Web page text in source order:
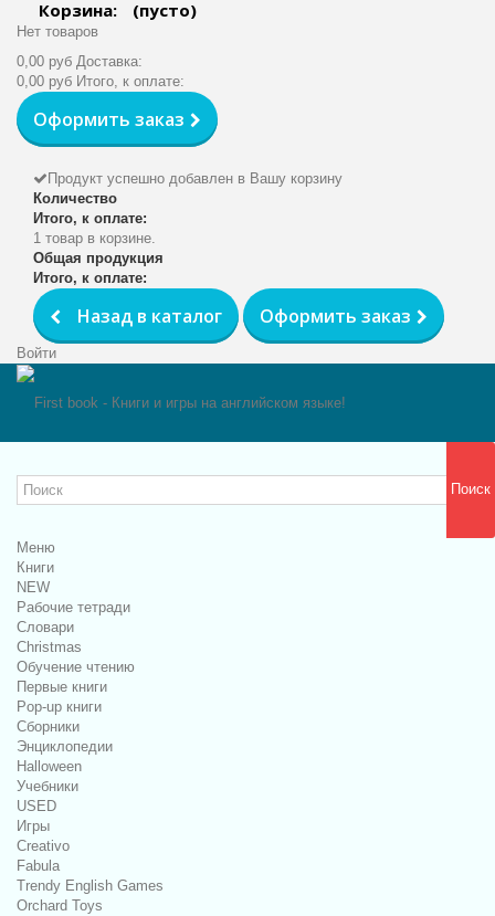
Корзина: (пусто)
Нет товаров
0,00 руб Доставка:
0,00 руб Итого, к оплате:
Оформить заказ
Продукт успешно добавлен в Вашу корзину
Количество
Итого, к оплате:
1 товар в корзине.
Общая продукция
Итого, к оплате:
Назад в каталог Оформить заказ
Войти
Поиск
Меню
Книги
NEW
Рабочие тетради
Словари
Christmas
Обучение чтению
Первые книги
Pop-up книги
Сборники
Энциклопедии
Halloween
Учебники
USED
Игры
Creativo
Fabula
Trendy English Games
Orchard Toys